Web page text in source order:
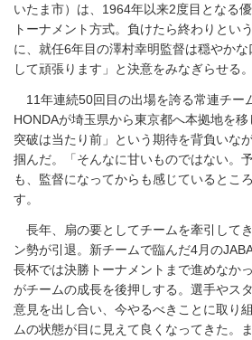
いたま市）は、1964年以来2度目となる
トーナメント方式。負けたら終わりとい
に、就任6年目の澤村幸明監督は穏やか
して頑張ります」と決意をみなぎらせる。
11年連続50回目の出場を誇る常連チー
HONDAが埼玉県から東京都へ本拠地を
突破は当たり前」という期待を背負いな
掴んだ。「そんなに甘いものではない。
も、監督になってからも感じているとこ
す。
長年、扇の要としてチームを牽引して
ン勢が引退。新チームで臨んだ4月の
長杯では決勝トーナメントまで進めなか
がチームの成長を後押しする。選手やス
意見を出し合い、今やるべきことに取り
ムの状態が目に見えて良くなってきた。